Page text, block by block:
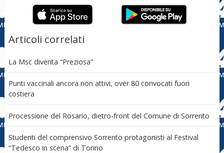
Articoli correlati
La Msc diventa “Preziosa”
Punti vaccinali ancora non attivi, over 80 convocati fuori
costiera
Processione del Rosario, dietro-front del Comune di Sorrento
Studenti del comprensivo Sorrento protagonisti al Festival
“Tedesco in scena” di Torino